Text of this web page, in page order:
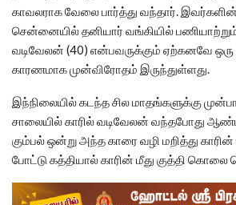
காவலராக வேலை பார்த்து வந்தார். இவர்களின்
சென்னையில் தனியார் வங்கியில்
வடிவேலன் (40) என்பவருக்கும் ஏற்கனவே ஒரு
காரணமாக முன்விரோதம் இருந்துள்ளது.
இந்நிலையில் கடந்த சில மாதங்களுக்கு
சாலையில் காரில் வடிவேலன் வந்தபோது
கும்பல் ஒன்று அந்த காரை வழி மறித்து
போட்டு கத்தியால் காரின் மீது குத்தி